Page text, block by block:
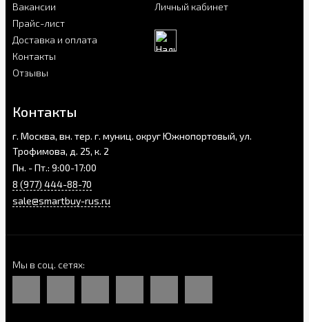
Вакансии
Прайс-лист
Доставка и оплата
Контакты
Отзывы
Личный кабинет
Контакты
г. Москва, вн. тер. г. муниц. округ Южнопортовый, ул.
Трофимова, д. 25, к. 2
Пн. - Пт.: 9:00-17:00
8 (977) 444-88-70
sale@smartbuy-rus.ru
Мы в соц. сетях